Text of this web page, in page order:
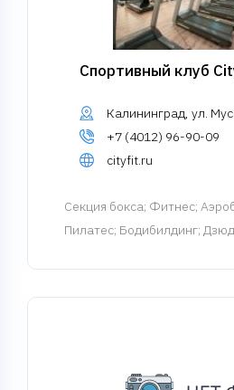
Спортивный клуб
Калининград, ул.
+7 (4012) 96-90-09
cityfit.ru
Cекция бокса; Фитнес;
Пилатес; Бодибилдинг;